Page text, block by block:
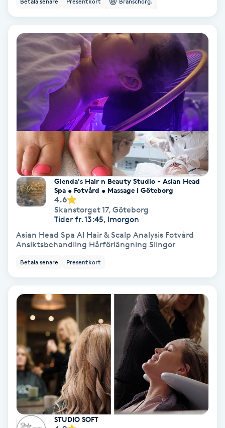
Babylights
Balayage
Bambumassage
Barber
Barnklippning
BIAB
Bottenfärg
Brynformning
Brynfärgning
Brynplockning
Bröllopsuppsättning
Celluliter
Glenda's Hair n Beauty Studio - Asian Head
Spa • Fotvård • Massage i Göteborg
4.6
Skanstorget 17, Göteborg
Tider fr. 13:45, Imorgon
Asian Head Spa AI Hair & Scalp Analysis Fotvård
Ansiktsbehandling Hårförlängning Slingor
Betala senare Presentkort
STUDIO SOFT